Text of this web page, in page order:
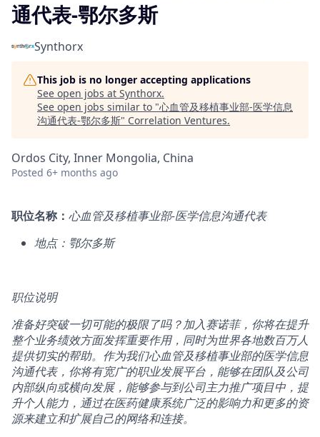
通代表-鄂尔多斯
Synthorx
This job is no longer accepting applications
See open jobs at Synthorx.
See open jobs similar to "心血管及移植事业部-医学信息
沟通代表-鄂尔多斯" Correlation Ventures.
Ordos City, Inner Mongolia, China
Posted 6+ months ago
职位名称： 心血管及移植事业部-医学信息沟通代表
地点：鄂尔多斯
职位说明
准备好突破一切可能的极限了吗？加入赛诺菲，你将在提升
整个业务绩效方面发挥重要作用，同时为世界各地数百万人
提供切实的帮助。作为我们心血管及移植事业部的医学信息
沟通代表，你将有宽广的职业发展平台，能够在团队及公司
内部纵向或横向发展，能够参与到公司主力推广项目中，提
升个人能力，通过在医药健康系统广泛的影响力和更多的资
源来建立和扩展自己的网络和连接。